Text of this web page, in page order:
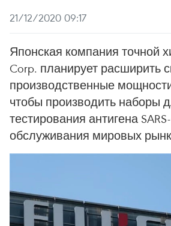
21/12/2020 09:17
Японская компания точной
Corp. планирует расширить
производственные
чтобы производить наборы
тестирования антигена
обслуживания мировых